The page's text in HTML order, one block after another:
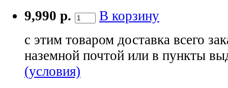
9,990 р.
В корзину
с этим товаром доставка всего
наземной почтой или в пункты
(условия)